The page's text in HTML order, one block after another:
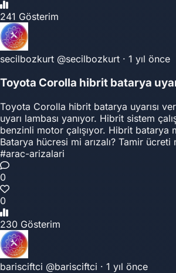
241 Gösterim
secilbozkurt @secilbozkurt · 1 yıl önce
Toyota Corolla hibrit batarya
Toyota Corolla hibrit batarya uyarısı
uyarı lambası yanıyor. Hibrit sistem
benzinli motor çalışıyor. Hibrit batarya
Batarya hücresi mi arızalı? Tamir ücreti
#arac-arizalari
0
0
230 Gösterim
barisciftci @barisciftci · 1 yıl önce